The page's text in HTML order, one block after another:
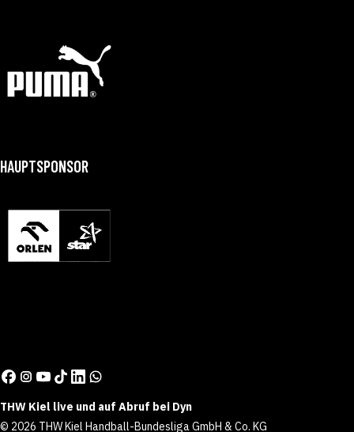
HAUPTSPONSOR
THW Kiel live und auf Abruf bei Dyn
© 2026 THW Kiel Handball-Bundesliga GmbH & Co. KG